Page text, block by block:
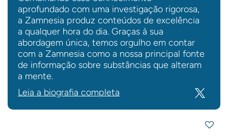
aprofundado com uma investigação rigorosa,
a Zamnesia produz conteúdos de excelência
a qualquer hora do dia. Graças à sua
abordagem única, temos orgulho em contar
com a Zamnesia como a nossa principal fonte
de informação sobre substâncias que alteram
a mente.
Leia a biografia completa